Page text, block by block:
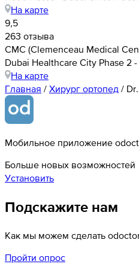
На карте
9,5
263 отзыва
CMC (Clemenceau Medical
Dubai Healthcare City Phase 2
На карте
Главная / Хирург ортопед /
Мобильное приложение
Больше новых возможностей
Установить
Подскажите нам
Как мы можем сделать
Пройти опрос